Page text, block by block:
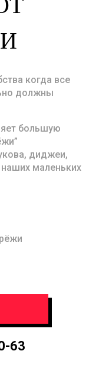
когда все
должны
большую
диджеи,
маленьких
63